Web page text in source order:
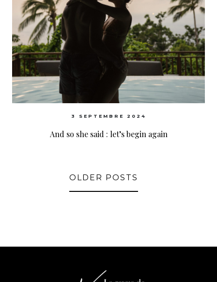
3 SEPTEMBRE 2024
And so she said : let’s begin again
OLDER POSTS